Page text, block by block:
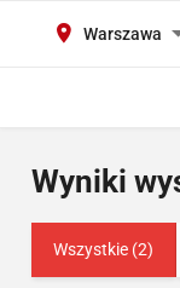
Warszawa
Wyniki
Wszystkie (2)